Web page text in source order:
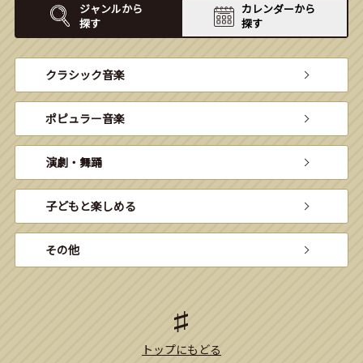
ジャンルから
探す
カレンダーから
探す
クラシック音楽
ポピュラー音楽
演劇・舞踊
子どもと楽しめる
その他
トップにもどる